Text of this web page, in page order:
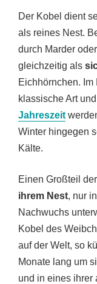
Der Kobel dient
als reines Nest.
durch Marder
gleichzeitig als
Eichhörnchen.
klassische Art
Jahreszeit
Winter hingegen
Kälte.
Einen Großteil
ihrem Nest, nur
Nachwuchs
Kobel des
auf der Welt, so
Monate lang um
und in eines ihrer